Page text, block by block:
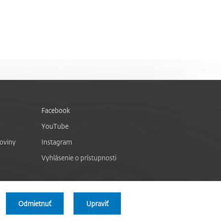
Odmietnuť Upraviť
Facebook
YouTube
Instagram
Vyhlásenie o prístupnosti